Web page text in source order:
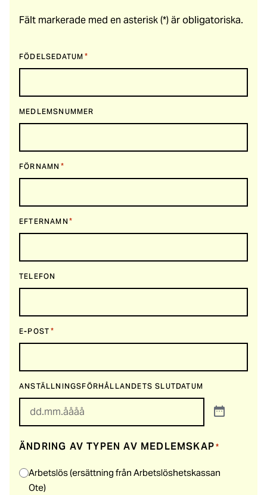
Fält markerade med en asterisk (*) är obligatoriska.
FÖDELSEDATUM*
MEDLEMSNUMMER
FÖRNAMN*
EFTERNAMN*
TELEFON
E-POST*
ANSTÄLLNINGSFÖRHÅLLANDETS SLUTDATUM
ÄNDRING AV TYPEN AV MEDLEMSKAP*
Arbetslös (ersättning från Arbetslöshetskassan
Ote)